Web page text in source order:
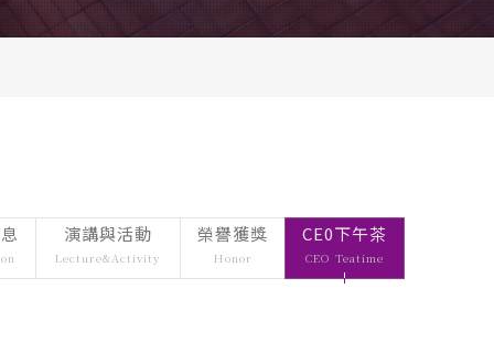
午茶
案暨微電影競賽
Competition in
Ethics
業實驗室
微電影競
科管院
CTM
演講與活動
Lecture&Activity
榮譽獲獎
Honor
CE0下午茶
CEO Teatime